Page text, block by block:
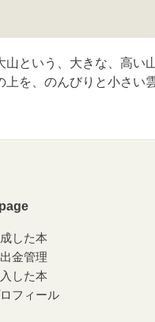
山という、大きな、高い
上を、のんびりと小さい
した本
金管理
した本
フィール